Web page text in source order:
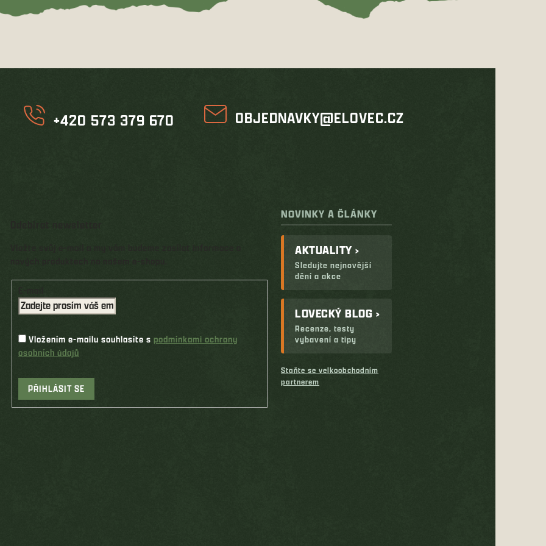
+420 573 379 670 OBJEDNAVKY@ELOVEC.CZ
Vložením e-mailu souhlasíte s podmínkami ochrany
osobních údajů
PŘIHLÁSIT SE
NOVINKY A ČLÁNKY
AKTUALITY ›
Sledujte nejnovější
dění a akce
LOVECKÝ BLOG ›
Recenze, testy
vybavení a tipy
Staňte se velkoobchodním
partnerem